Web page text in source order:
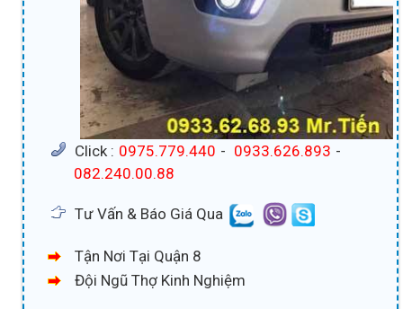
Click : 0975.779.440 - 0933.626.893 -
082.240.00.88
Tư Vấn & Báo Giá Qua
Tận Nơi Tại Quận 8
Đội Ngũ Thợ Kinh Nghiệm